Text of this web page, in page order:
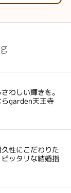
わしい輝きを。
garden天王寺
性にこだわりた
ッタリな結婚指